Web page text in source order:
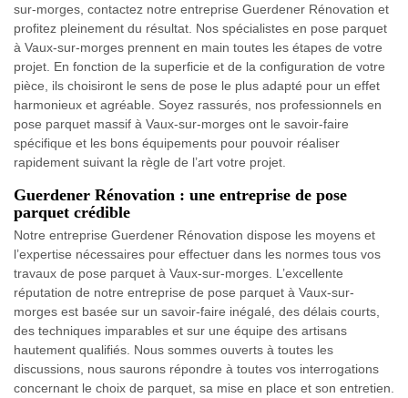
sur-morges, contactez notre entreprise Guerdener Rénovation et
profitez pleinement du résultat. Nos spécialistes en pose parquet
à Vaux-sur-morges prennent en main toutes les étapes de votre
projet. En fonction de la superficie et de la configuration de votre
pièce, ils choisiront le sens de pose le plus adapté pour un effet
harmonieux et agréable. Soyez rassurés, nos professionnels en
pose parquet massif à Vaux-sur-morges ont le savoir-faire
spécifique et les bons équipements pour pouvoir réaliser
rapidement suivant la règle de l’art votre projet.
Guerdener Rénovation : une entreprise de pose
parquet crédible
Notre entreprise Guerdener Rénovation dispose les moyens et
l’expertise nécessaires pour effectuer dans les normes tous vos
travaux de pose parquet à Vaux-sur-morges. L’excellente
réputation de notre entreprise de pose parquet à Vaux-sur-
morges est basée sur un savoir-faire inégalé, des délais courts,
des techniques imparables et sur une équipe des artisans
hautement qualifiés. Nous sommes ouverts à toutes les
discussions, nous saurons répondre à toutes vos interrogations
concernant le choix de parquet, sa mise en place et son entretien.